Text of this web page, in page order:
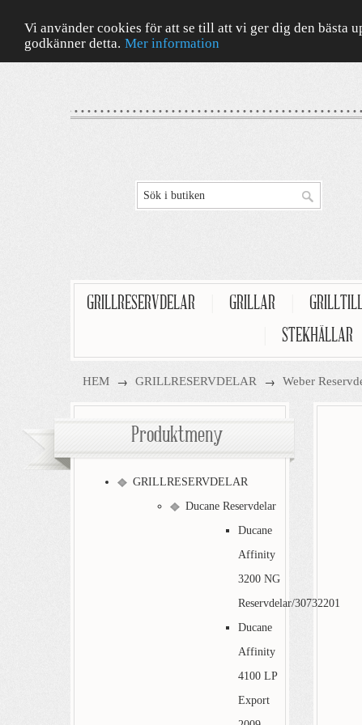
Vi använder cookies för att se till att vi ger dig den bästa
godkänner detta. Mer information
GRILLRESERVDELAR GRILLAR
STEKHÄLLAR
HEM → GRILLRESERVDELAR → Weber
Produktmeny
GRILLRESERVDELAR
Ducane Reservdelar
Ducane
Affinity
3200 NG
Reservdelar/30732201
Ducane
Affinity
4100 LP
Export